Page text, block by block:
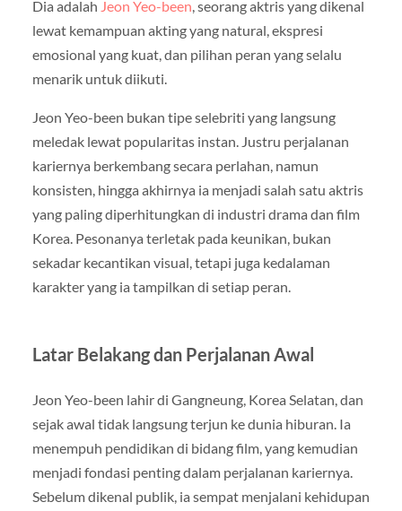
Dia adalah Jeon Yeo-been, seorang aktris yang dikenal
lewat kemampuan akting yang natural, ekspresi
emosional yang kuat, dan pilihan peran yang selalu
menarik untuk diikuti.
Jeon Yeo-been bukan tipe selebriti yang langsung
meledak lewat popularitas instan. Justru perjalanan
kariernya berkembang secara perlahan, namun
konsisten, hingga akhirnya ia menjadi salah satu aktris
yang paling diperhitungkan di industri drama dan film
Korea. Pesonanya terletak pada keunikan, bukan
sekadar kecantikan visual, tetapi juga kedalaman
karakter yang ia tampilkan di setiap peran.
Latar Belakang dan Perjalanan Awal
Jeon Yeo-been lahir di Gangneung, Korea Selatan, dan
sejak awal tidak langsung terjun ke dunia hiburan. Ia
menempuh pendidikan di bidang film, yang kemudian
menjadi fondasi penting dalam perjalanan kariernya.
Sebelum dikenal publik, ia sempat menjalani kehidupan